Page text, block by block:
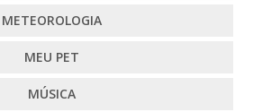
METEOROLOGIA
MEU PET
MÚSICA